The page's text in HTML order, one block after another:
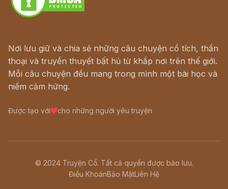
Nơi lưu giữ và chia sẻ những câu chuyện cổ tích, thần
thoại và truyền thuyết bất hủ từ khắp nơi trên thế giới.
Mỗi câu chuyện đều mang trong mình một bài học và
niềm cảm hứng.
Được tạo với cho những người yêu truyện
© 2024 Truyện Cổ. Tất cả quyền được bảo lưu.
Điều KhoảnBảo MậtLiên Hệ